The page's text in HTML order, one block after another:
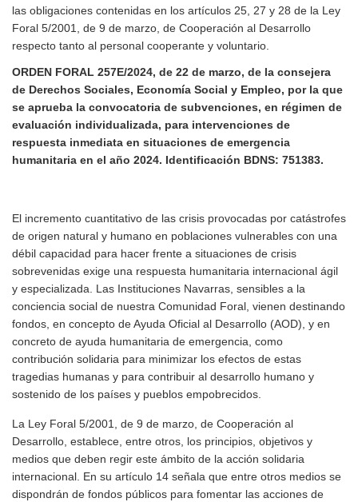
las obligaciones contenidas en los artículos 25, 27 y 28 de la Ley
Foral 5/2001, de 9 de marzo, de Cooperación al Desarrollo
respecto tanto al personal cooperante y voluntario.
ORDEN FORAL 257E/2024, de 22 de marzo, de la consejera
de Derechos Sociales, Economía Social y Empleo, por la que
se aprueba la convocatoria de subvenciones, en régimen de
evaluación individualizada, para intervenciones de
respuesta inmediata en situaciones de emergencia
humanitaria en el año 2024. Identificación BDNS: 751383.
El incremento cuantitativo de las crisis provocadas por catástrofes
de origen natural y humano en poblaciones vulnerables con una
débil capacidad para hacer frente a situaciones de crisis
sobrevenidas exige una respuesta humanitaria internacional ágil
y especializada. Las Instituciones Navarras, sensibles a la
conciencia social de nuestra Comunidad Foral, vienen destinando
fondos, en concepto de Ayuda Oficial al Desarrollo (AOD), y en
concreto de ayuda humanitaria de emergencia, como
contribución solidaria para minimizar los efectos de estas
tragedias humanas y para contribuir al desarrollo humano y
sostenido de los países y pueblos empobrecidos.
La Ley Foral 5/2001, de 9 de marzo, de Cooperación al
Desarrollo, establece, entre otros, los principios, objetivos y
medios que deben regir este ámbito de la acción solidaria
internacional. En su artículo 14 señala que entre otros medios se
dispondrán de fondos públicos para fomentar las acciones de